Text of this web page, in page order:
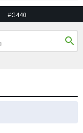
#G440
search